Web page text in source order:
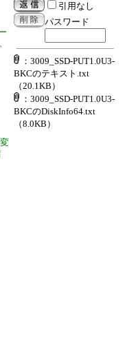
引用なし
パスワード
：3009_SSD-PUT1.0U3-
BKCのテキスト.txt
（20.1KB）
：3009_SSD-PUT1.0U3-
BKCのDiskInfo64.txt
（8.0KB）